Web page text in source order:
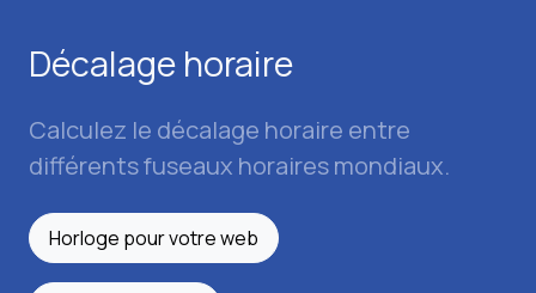
Décalage horaire
Calculez le décalage horaire entre
différents fuseaux horaires mondiaux.
Horloge pour votre web